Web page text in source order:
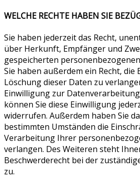
WELCHE RECHTE HABEN SIE
Sie haben jederzeit das Recht,
über Herkunft, Empfänger und
gespeicherten
Sie haben außerdem ein Recht,
Löschung dieser Daten zu
Einwilligung zur
können Sie diese Einwilligung
widerrufen. Außerdem haben Sie
bestimmten Umständen die
Verarbeitung Ihrer
verlangen. Des Weiteren steht
Beschwerderecht bei der
zu.